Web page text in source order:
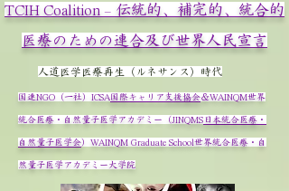
TCIH Coalition – 伝統的、補完的、統合的
医療のための連合及び世界人民宣言
国連NGO（一社）ICSA国際キャリア支援協会＆WAINQM世界
統合医療・自然量子医学アカデミー（JINQMS 日本統合医療・
自然量子医学会） ​WAINQM Graduate School世界統合医療・自
然量子医学アカデミー大学院
人道医学医療再生（ルネサンス）時代